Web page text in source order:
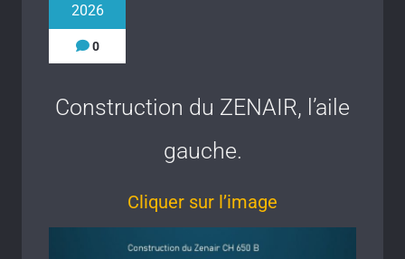
2026
0
Construction du ZENAIR, l’aile
gauche.
Cliquer sur l’image